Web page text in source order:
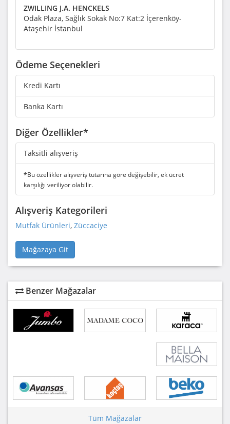
ZWILLING J.A. HENCKELS
Odak Plaza, Sağlık Sokak No:7 Kat:2 İçerenköy-
Ataşehir İstanbul
Ödeme Seçenekleri
Kredi Kartı
Banka Kartı
Diğer Özellikler*
Taksitli alışveriş
*Bu özellikler alışveriş tutarına göre değişebilir, ek ücret
karşılığı veriliyor olabilir.
Alışveriş Kategorileri
Mutfak Ürünleri, Züccaciye
Mağazaya Git
Benzer Mağazalar
Tüm Mağazalar